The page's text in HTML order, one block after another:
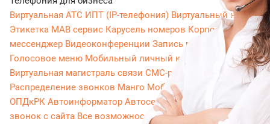
Виртуальная АТС ИПТ (IP-телефония) Виртуальный номер
Этикетка МАВ сервис Карусель номеров Корпоративный
мессенджер Видеоконференции Запись разговоров
Голосовое меню Мобильный личный кабинет
Виртуальная магистраль связи СМС-рассылки
Распределение звонков Манго Мобайл
ОПДкРК Автоинформатор Автосекретарь
Обратный
звонок с сайта Все возможности ВАТС